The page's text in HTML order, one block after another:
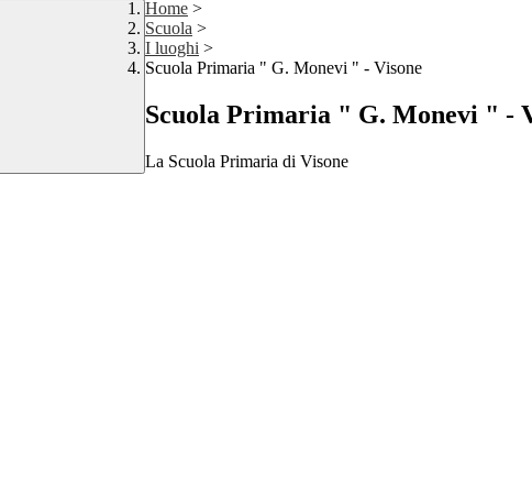
Home >
Scuola >
I luoghi >
Scuola Primaria " G. Monevi " - Visone
Scuola Primaria " G. Monevi " -
La Scuola Primaria di Visone